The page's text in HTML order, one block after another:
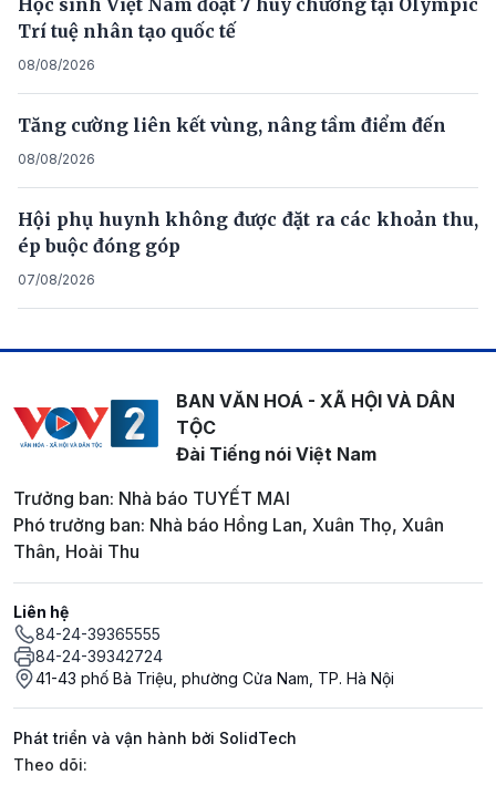
Học sinh Việt Nam đoạt 7 huy chương tại Olympic
Trí tuệ nhân tạo quốc tế
08/08/2026
Tăng cường liên kết vùng, nâng tầm điểm đến
08/08/2026
Hội phụ huynh không được đặt ra các khoản thu,
ép buộc đóng góp
07/08/2026
BAN VĂN HOÁ - XÃ HỘI VÀ DÂN
TỘC
Đài Tiếng nói Việt Nam
Trưởng ban: Nhà báo TUYẾT MAI
Phó trưởng ban: Nhà báo Hồng Lan, Xuân Thọ, Xuân
Thân, Hoài Thu
Liên hệ
84-24-39365555
84-24-39342724
41-43 phố Bà Triệu, phường Cửa Nam, TP. Hà Nội
Phát triển và vận hành bởi SolidTech
Mạng xã hội
Theo dõi: